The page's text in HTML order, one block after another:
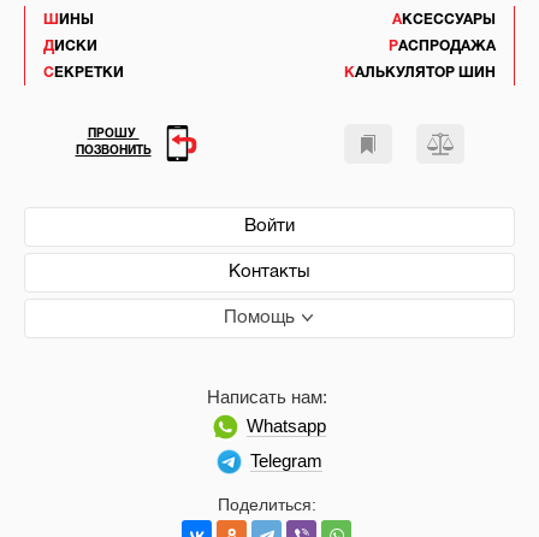
ШИНЫ
ДИСКИ
СЕКРЕТКИ
АКСЕССУАРЫ
РАСПРОДАЖА
КАЛЬКУЛЯТОР ШИН
Войти
Контакты
Помощь
Поделиться:
Написать нам:
Whatsapp
Telegram
ПРОШУ
ПОЗВОНИТЬ